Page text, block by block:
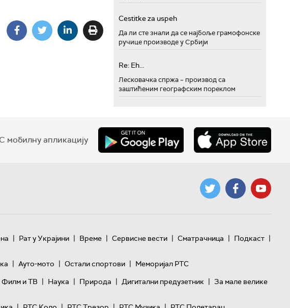
Cestitke za uspeh
Да ли сте знали да се најбоље грамофонске
ручице производе у Србији
Re: Eh...
Лесковачка спржа – производ са
заштићеним географским пореклом
мобилну апликацију
| Рат у Украјини | Време | Сервисне вести | Сматрачница | Подкаст |
| Ауто-мото | Остали спортови | Меморијал РТС
Филм и ТВ | Наука | Природа | Дигитални предузетник | За мале велике